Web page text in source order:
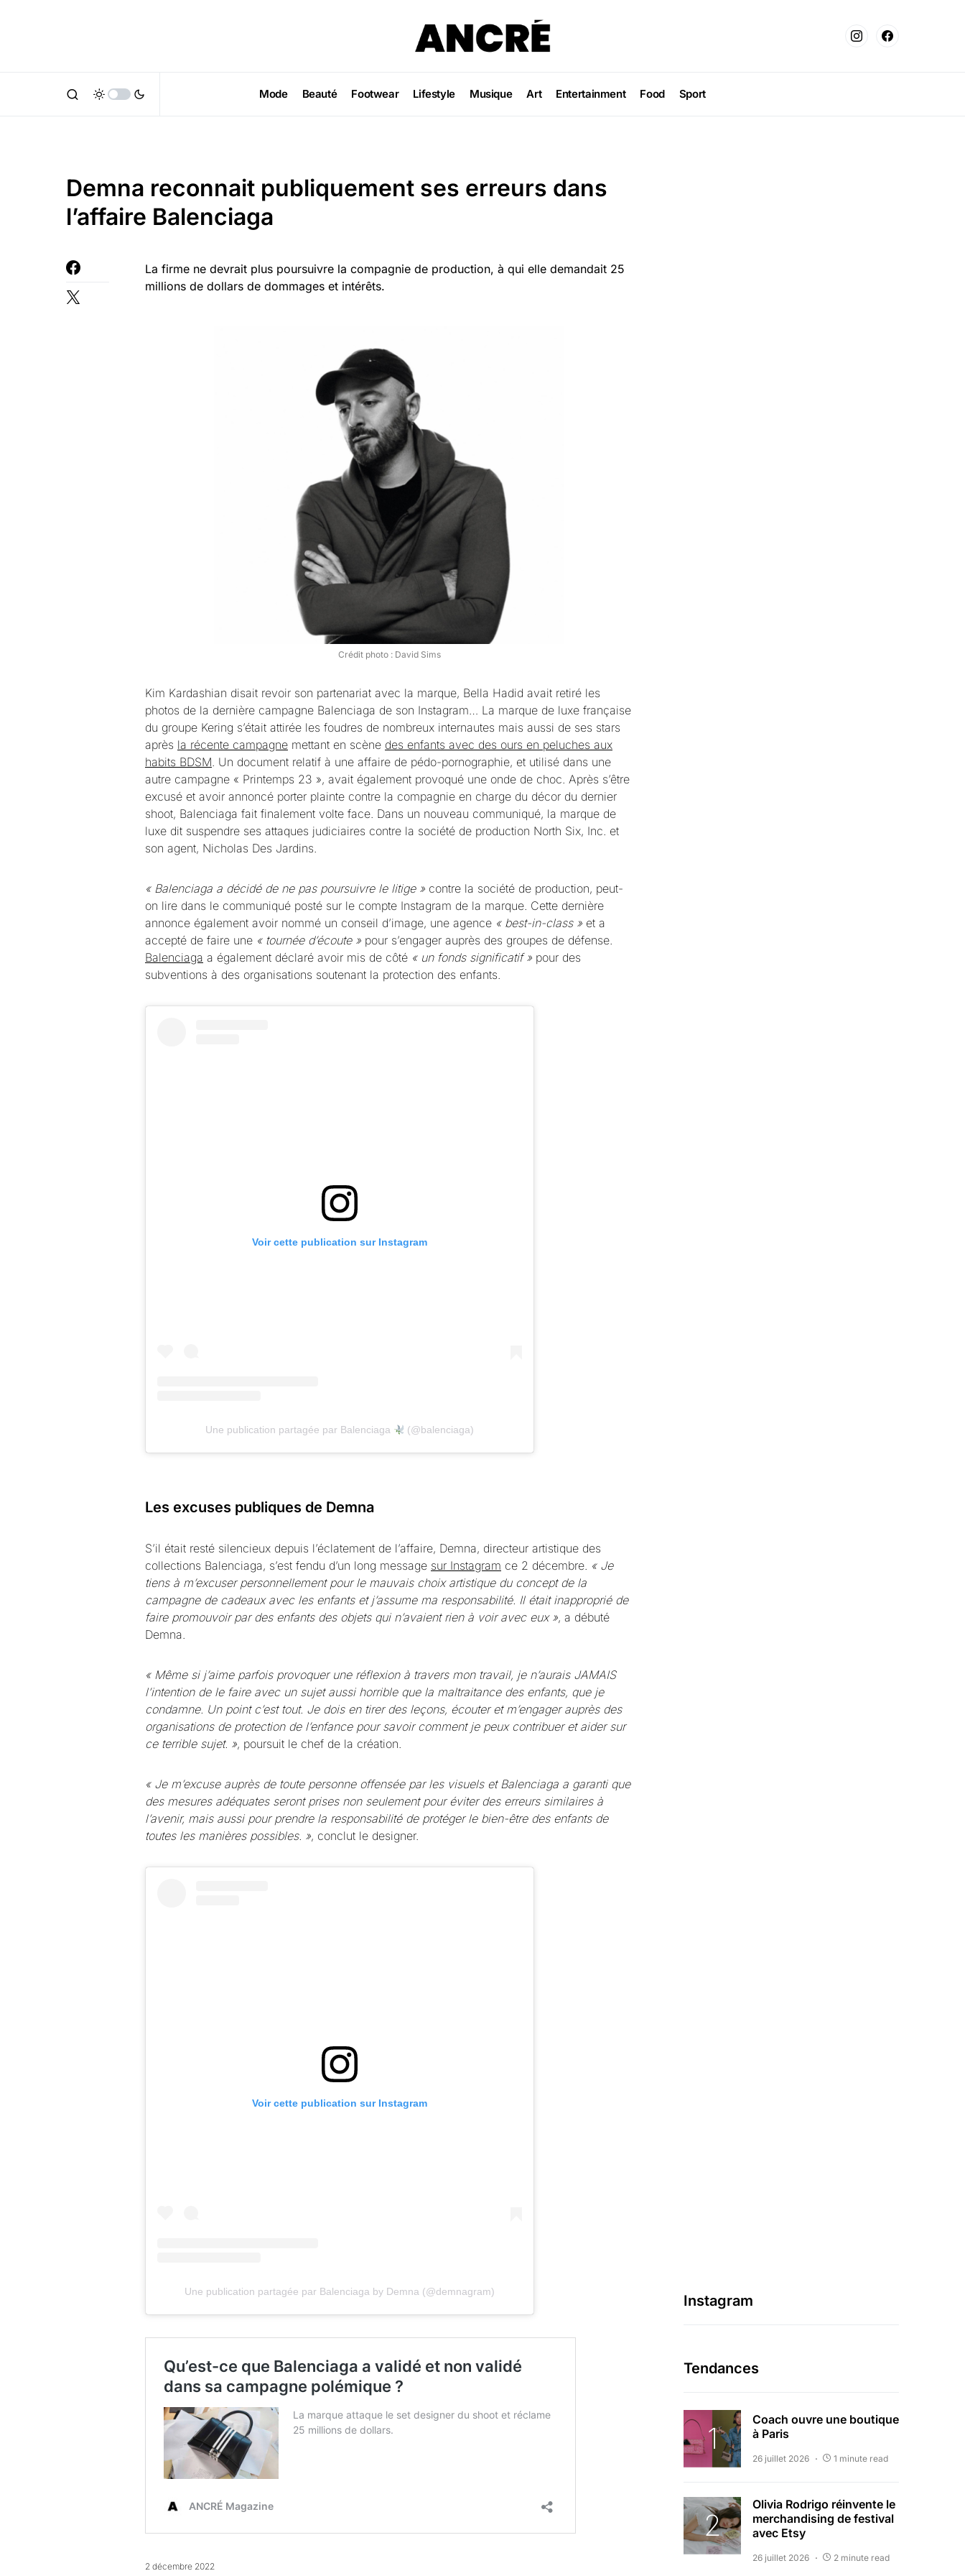
Mode Beauté Footwear Lifestyle Musique Art Entertainment Food Sport
Demna reconnait publiquement ses erreurs dans
l’affaire Balenciaga
La firme ne devrait plus poursuivre la compagnie de production, à qui elle demandait 25
millions de dollars de dommages et intérêts.
Crédit photo : David Sims
Kim Kardashian disait revoir son partenariat avec la marque, Bella Hadid avait retiré les
photos de la dernière campagne Balenciaga de son Instagram… La marque de luxe française
du groupe Kering s’était attirée les foudres de nombreux internautes mais aussi de ses stars
après la récente campagne mettant en scène des enfants avec des ours en peluches aux
habits BDSM . Un document relatif à une affaire de pédo-pornographie, et utilisé dans une
autre campagne « Printemps 23 », avait également provoqué une onde de choc. Après s’être
excusé et avoir annoncé porter plainte contre la compagnie en charge du décor du dernier
shoot, Balenciaga fait finalement volte face. Dans un nouveau communiqué, la marque de
luxe dit suspendre ses attaques judiciaires contre la société de production North Six, Inc. et
son agent, Nicholas Des Jardins.
« Balenciaga a décidé de ne pas poursuivre le litige » contre la société de production, peut-
on lire dans le communiqué posté sur le compte Instagram de la marque. Cette dernière
annonce également avoir nommé un conseil d’image, une agence « best-in-class » et a
accepté de faire une « tournée d’écoute » pour s’engager auprès des groupes de défense.
Balenciaga a également déclaré avoir mis de côté « un fonds significatif » pour des
subventions à des organisations soutenant la protection des enfants.
Voir cette publication sur Instagram
Une publication partagée par Balenciaga (@balenciaga)
Les excuses publiques de Demna
S’il était resté silencieux depuis l’éclatement de l’affaire, Demna, directeur artistique des
collections Balenciaga, s’est fendu d’un long message sur Instagram ce 2 décembre. « Je
tiens à m’excuser personnellement pour le mauvais choix artistique du concept de la
campagne de cadeaux avec les enfants et j’assume ma responsabilité. Il était inapproprié de
faire promouvoir par des enfants des objets qui n’avaient rien à voir avec eux », a débuté
Demna.
« Même si j’aime parfois provoquer une réflexion à travers mon travail, je n’aurais JAMAIS
l’intention de le faire avec un sujet aussi horrible que la maltraitance des enfants, que je
condamne. Un point c’est tout. Je dois en tirer des leçons, écouter et m’engager auprès des
organisations de protection de l’enfance pour savoir comment je peux contribuer et aider sur
ce terrible sujet. », poursuit le chef de la création.
« Je m’excuse auprès de toute personne offensée par les visuels et Balenciaga a garanti que
des mesures adéquates seront prises non seulement pour éviter des erreurs similaires à
l’avenir, mais aussi pour prendre la responsabilité de protéger le bien-être des enfants de
toutes les manières possibles. », conclut le designer.
Voir cette publication sur Instagram
Une publication partagée par Balenciaga by Demna (@demnagram)
2 décembre 2022
Instagram
Tendances
Coach ouvre une boutique
à Paris
26 juillet 2026 1 minute read
Olivia Rodrigo réinvente le
merchandising de festival
avec Etsy
26 juillet 2026 2 minute read